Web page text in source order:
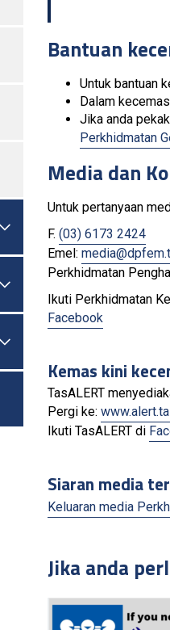
Bantuan
Untuk bantuan
Dalam
Jika anda
Perkhidmatan
Media dan
Untuk pertanyaan
F. (03) 6173 2424
Emel:
Perkhidmatan
Ikuti Perkhidmatan
Facebook
Kemas kini
TasALERT
Pergi ke:
Ikuti TasALERT di
Siaran media
Keluaran media
Jika anda
Togol Menu

Togol Menu

Togol Menu
